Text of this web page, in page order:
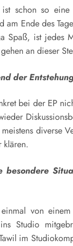
schon so
am Ende des
Spaß, ist jedes
an dieser
der
bei der EP
diverse
klären.
besondere
einmal von
Studio
im